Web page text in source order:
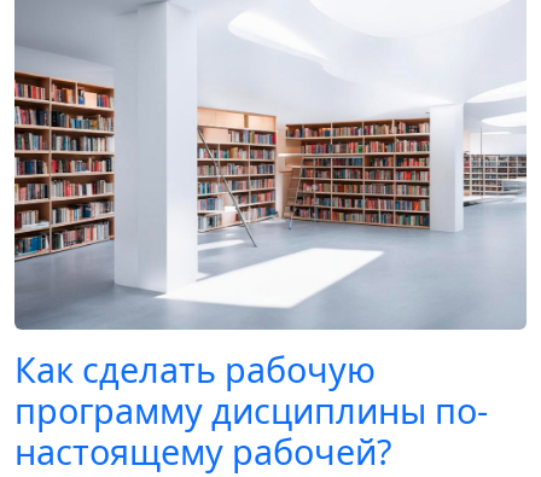
Как сделать рабочую
программу дисциплины по-
настоящему рабочей?